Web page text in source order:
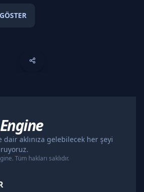
Engine
dair aklınıza gelebilecek her şeyi
Tüm hakları saklıdır.